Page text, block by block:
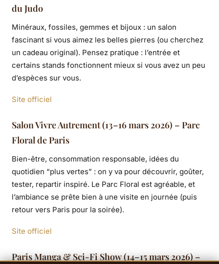
du Judo
Minéraux, fossiles, gemmes et bijoux : un salon
fascinant si vous aimez les belles pierres (ou cherchez
un cadeau original). Pensez pratique : l’entrée et
certains stands fonctionnent mieux si vous avez un peu
d’espèces sur vous.
Site officiel
Salon Vivre Autrement (13–16 mars 2026) – Parc
Floral de Paris
Bien-être, consommation responsable, idées du
quotidien “plus vertes” : on y va pour découvrir, goûter,
tester, repartir inspiré. Le Parc Floral est agréable, et
l’ambiance se prête bien à une visite en journée (puis
retour vers Paris pour la soirée).
Site officiel
Paris Manga & Sci-Fi Show (14–15 mars 2026) –